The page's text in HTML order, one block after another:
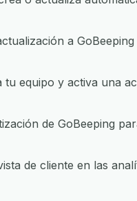
a
equipo y activa una
de GoBeeping
de cliente en las